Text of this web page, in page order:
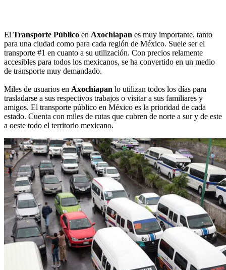
El Transporte Público en Axochiapan es muy importante, tanto
para una ciudad como para cada región de México. Suele ser el
transporte #1 en cuanto a su utilización. Con precios relamente
accesibles para todos los mexicanos, se ha convertido en un medio
de transporte muy demandado.
Miles de usuarios en Axochiapan lo utilizan todos los días para
trasladarse a sus respectivos trabajos o visitar a sus familiares y
amigos. El transporte público en México es la prioridad de cada
estado. Cuenta con miles de rutas que cubren de norte a sur y de este
a oeste todo el territorio mexicano.